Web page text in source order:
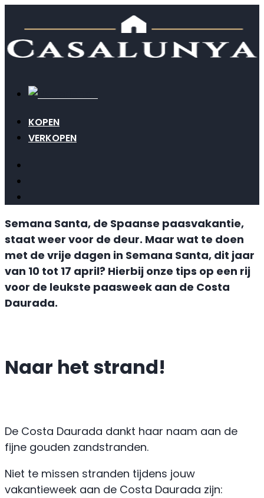
KOPEN
VERKOPEN
Semana Santa, de Spaanse paasvakantie,
staat weer voor de deur. Maar wat te doen
met de vrije dagen in Semana Santa, dit jaar
van 10 tot 17 april? Hierbij onze tips op een rij
voor de leukste paasweek aan de Costa
Daurada.
Naar het strand!
De Costa Daurada dankt haar naam aan de
fijne gouden zandstranden.
Niet te missen stranden tijdens jouw
vakantieweek aan de Costa Daurada zijn: